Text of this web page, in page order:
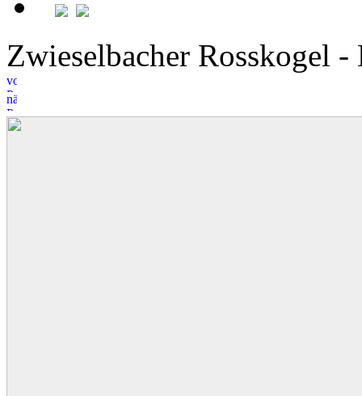
Zwieselbacher